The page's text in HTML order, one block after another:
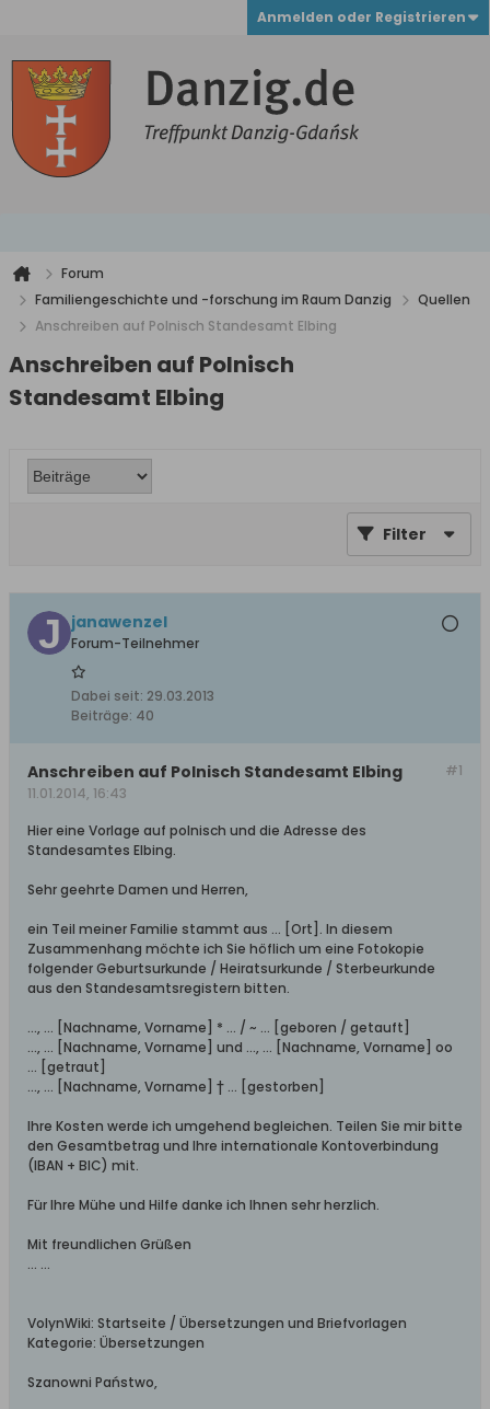
Anmelden oder Registrieren
Forum
Familiengeschichte und -forschung im Raum Danzig
Quellen
Anschreiben auf Polnisch Standesamt Elbing
Anschreiben auf Polnisch
Standesamt Elbing
Filter
janawenzel
Forum-Teilnehmer
Dabei seit: 29.03.2013
Beiträge: 40
#1
Anschreiben auf Polnisch Standesamt Elbing
11.01.2014, 16:43
Hier eine Vorlage auf polnisch und die Adresse des
Standesamtes Elbing.
Sehr geehrte Damen und Herren,
ein Teil meiner Familie stammt aus ... [Ort]. In diesem
Zusammenhang möchte ich Sie höflich um eine Fotokopie
folgender Geburtsurkunde / Heiratsurkunde / Sterbeurkunde
aus den Standesamtsregistern bitten.
..., ... [Nachname, Vorname] * ... / ~ ... [geboren / getauft]
..., ... [Nachname, Vorname] und ..., ... [Nachname, Vorname] oo
... [getraut]
..., ... [Nachname, Vorname] † ... [gestorben]
Ihre Kosten werde ich umgehend begleichen. Teilen Sie mir bitte
den Gesamtbetrag und Ihre internationale Kontoverbindung
(IBAN + BIC) mit.
Für Ihre Mühe und Hilfe danke ich Ihnen sehr herzlich.
Mit freundlichen Grüßen
... ...
VolynWiki: Startseite / Übersetzungen und Briefvorlagen
Kategorie: Übersetzungen
Szanowni Państwo,